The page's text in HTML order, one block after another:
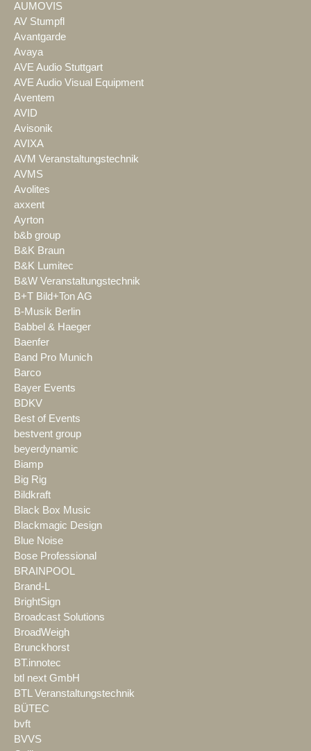
AUMOVIS
AV Stumpfl
Avantgarde
Avaya
AVE Audio Stuttgart
AVE Audio Visual Equipment
Aventem
AVID
Avisonik
AVIXA
AVM Veranstaltungstechnik
AVMS
Avolites
axxent
Ayrton
b&b group
B&K Braun
B&K Lumitec
B&W Veranstaltungstechnik
B+T Bild+Ton AG
B-Musik Berlin
Babbel & Haeger
Baenfer
Band Pro Munich
Barco
Bayer Events
BDKV
Best of Events
bestvent group
beyerdynamic
Biamp
Big Rig
Bildkraft
Black Box Music
Blackmagic Design
Blue Noise
Bose Professional
BRAINPOOL
Brand-L
BrightSign
Broadcast Solutions
BroadWeigh
Brunckhorst
BT.innotec
btl next GmbH
BTL Veranstaltungstechnik
BÜTEC
bvft
BVVS